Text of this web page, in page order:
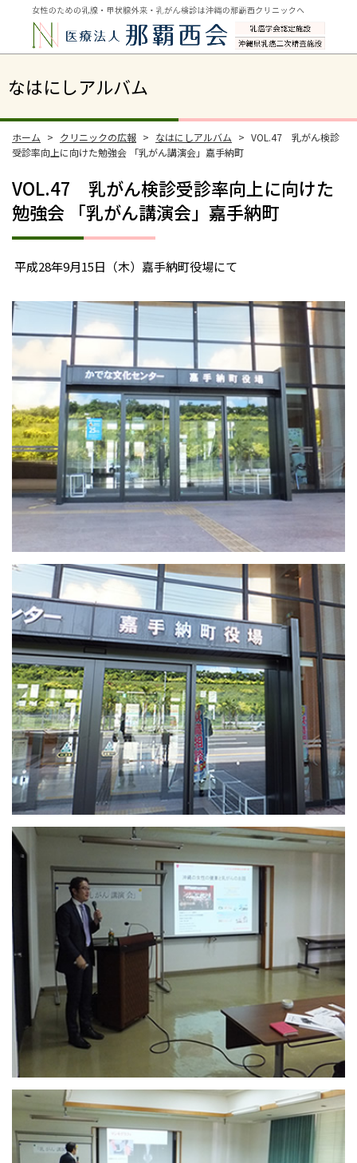
なはにしアルバム
ホーム クリニックの広報 なはにしアルバム
VOL.47 乳がん検診
受診率向上に向けた勉強会 「乳がん講演会」嘉手納町
VOL.47 乳がん検診受診率向上に向けた
勉強会 「乳がん講演会」嘉手納町
平成28年9月15日（木）嘉手納町役場にて